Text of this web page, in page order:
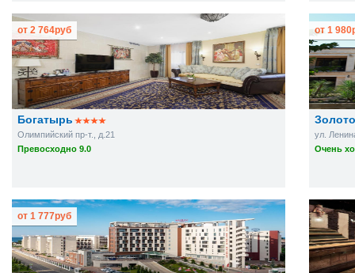
Богатырь
Олимпийский пр-т., д.21
Превосходно 9.0
от 2 764руб
ул.
Очень
от 1 980
от 1 777руб